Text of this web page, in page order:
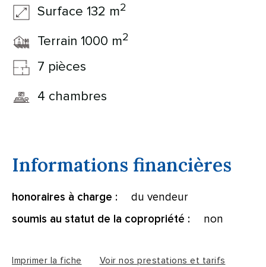
Surface 132 m2
Terrain 1000 m2
7 pièces
4 chambres
Informations financières
honoraires à charge : du vendeur
soumis au statut de la copropriété : non
Imprimer la fiche Voir nos prestations et tarifs